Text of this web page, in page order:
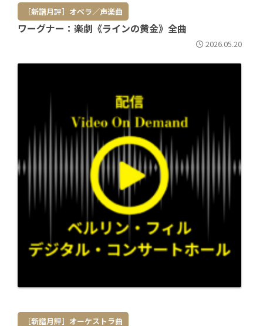
［新譜月評］オペラ／声楽曲
ワーグナー：楽劇《ラインの黄金》全曲
2026.05.20
［新譜月評］オーケストラ曲